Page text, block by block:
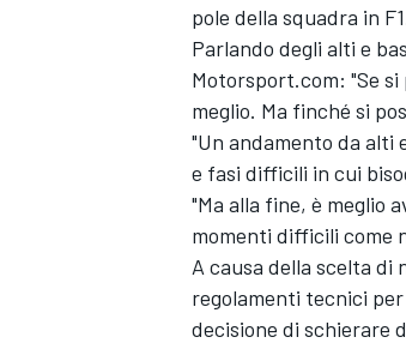
pole della squadra in
Parlando degli alti e
Motorsport.com: "Se
meglio. Ma finché si
"Un andamento da alti
e fasi difficili in cui
"Ma alla fine, è meglio
momenti difficili come
A causa della scelta
regolamenti tecnici
decisione di schierare